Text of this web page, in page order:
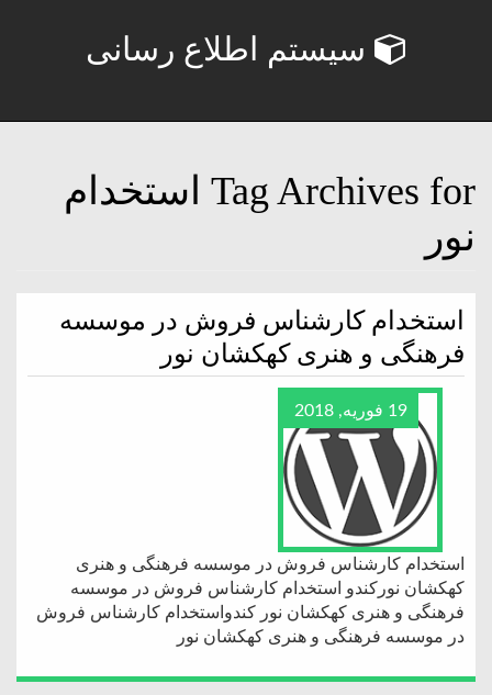
سیستم اطلاع رسانی
Tag Archives for استخدام
نور
استخدام کارشناس فروش در موسسه
فرهنگی و هنری کهکشان نور
19 فوریه, 2018
استخدام کارشناس فروش در موسسه فرهنگی و هنری
کهکشان نورکندو استخدام کارشناس فروش در موسسه
فرهنگی و هنری کهکشان نور کندواستخدام کارشناس فروش
در موسسه فرهنگی و هنری کهکشان نور